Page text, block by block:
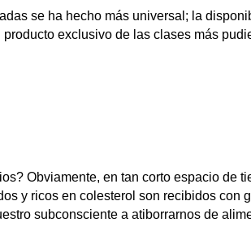
se ha hecho más universal; la
exclusivo de las clases más
Obviamente, en tan corto espacio de
y ricos en colesterol son recibidos con
subconsciente a atiborrarnos de